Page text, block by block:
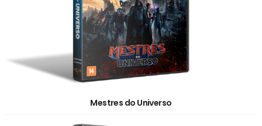
Mestres do Universo